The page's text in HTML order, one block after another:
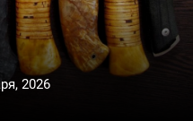
2026